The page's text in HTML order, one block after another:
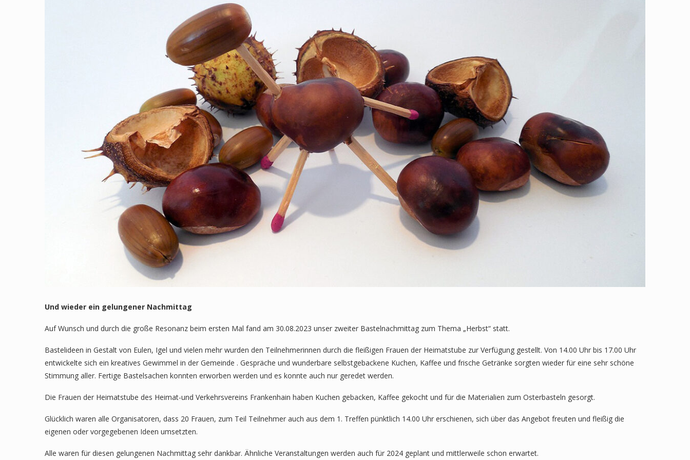
Und wieder ein gelungener Nachmittag
Auf Wunsch und durch die große Resonanz beim ersten Mal fand am 30.08.2023 unser zweiter Bastelnachmittag zum Thema „Herbst“ statt.
Bastelideen in Gestalt von Eulen, Igel und vielen mehr wurden den Teilnehmerinnen durch die fleißigen Frauen der Heimatstube zur Verfügung gestellt. Von 14.00 Uhr bis 17.00 Uhr
entwickelte sich ein kreatives Gewimmel in der Gemeinde . Gespräche und wunderbare selbstgebackene Kuchen, Kaffee und frische Getränke sorgten wieder für eine sehr schöne
Stimmung aller. Fertige Bastelsachen konnten erworben werden und es konnte auch nur geredet werden.
Die Frauen der Heimatstube des Heimat-und Verkehrsvereins Frankenhain haben Kuchen gebacken, Kaffee gekocht und für die Materialien zum Osterbasteln gesorgt.
Glücklich waren alle Organisatoren, dass 20 Frauen, zum Teil Teilnehmer auch aus dem 1. Treffen pünktlich 14.00 Uhr erschienen, sich über das Angebot freuten und fleißig die
eigenen oder vorgegebenen Ideen umsetzten.
Alle waren für diesen gelungenen Nachmittag sehr dankbar. Ähnliche Veranstaltungen werden auch für 2024 geplant und mittlerweile schon erwartet.